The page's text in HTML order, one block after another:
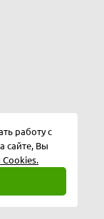
работу с
сайте, Вы